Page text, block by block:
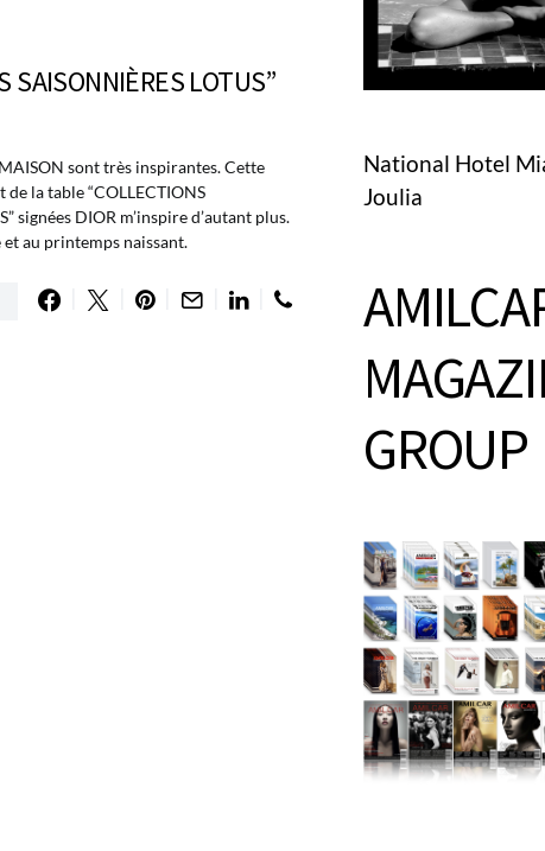
SAISONNIÈRES LOTUS”
sont très inspirantes. Cette
la table “COLLECTIONS
signées DIOR m’inspire d’autant plus.
et au printemps naissant.
National Hotel
Joulia
GROUP